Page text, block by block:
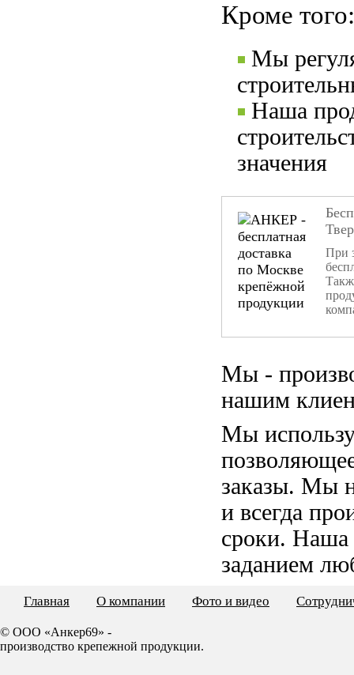
Кроме того:
Мы
Наша
значения
При
Мы -
нашим
Мы
заказы. Мы
и всегда
сроки. Наша
заданием
Главная О компании Фото и видео
© ООО «Анкер69» -
производство крепежной продукции.